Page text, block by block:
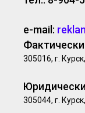
e-mail:
305016, г.
305044, г.